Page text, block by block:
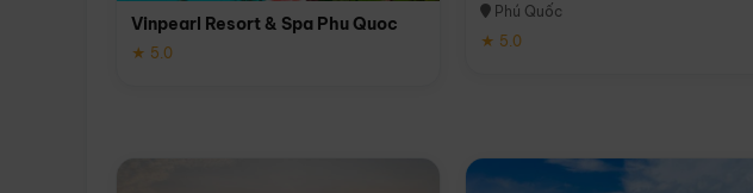
Vinpearl Resort & Spa Phu Quoc
★ 5.0
Phú Quốc
★ 5.0